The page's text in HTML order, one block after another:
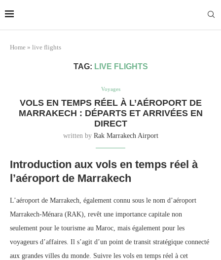
Home » live flights
TAG: LIVE FLIGHTS
Voyages
VOLS EN TEMPS RÉEL À L’AÉROPORT DE
MARRAKECH : DÉPARTS ET ARRIVÉES EN
DIRECT
written by Rak Marrakech Airport
Introduction aux vols en temps réel à
l’aéroport de Marrakech
L’aéroport de Marrakech, également connu sous le nom d’aéroport
Marrakech-Ménara (RAK), revêt une importance capitale non
seulement pour le tourisme au Maroc, mais également pour les
voyageurs d’affaires. Il s’agit d’un point de transit stratégique connecté
aux grandes villes du monde. Suivre les vols en temps réel à cet
casablanca-tours.com